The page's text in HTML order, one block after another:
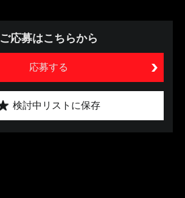
ご応募はこちらから
応募する
検討中リストに保存